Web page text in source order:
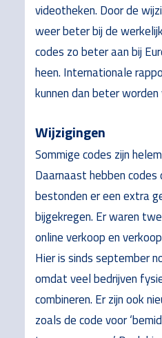
videotheken. Door de
weer beter bij de
codes zo beter aan bij
heen. Internationale
kunnen dan beter worden
Wijzigingen
Sommige codes zijn
Daarnaast hebben codes
bestonden er een extra
bijgekregen. Er waren
online verkoop en
Hier is sinds september
omdat veel bedrijven
combineren. Er zijn ook
zoals de code voor